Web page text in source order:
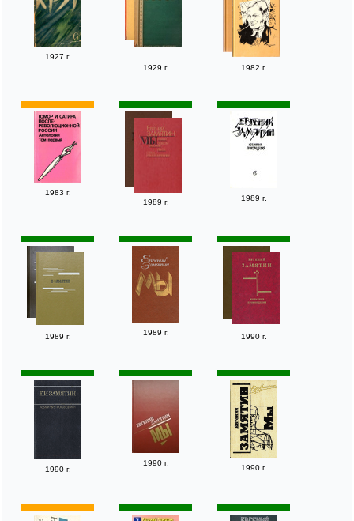
1927 г.
1929 г.
1982 г.
1983 г.
1989 г.
1989 г.
1989 г. 1989 г. 1990 г.
1990 г.
1990 г.
1990 г.